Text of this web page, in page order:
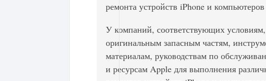
ремонта устройств iPhone и
У компаний, соответствующих условиям,
оригинальным запасным частям,
материалам, руководствам по
и ресурсам Apple для выполнения